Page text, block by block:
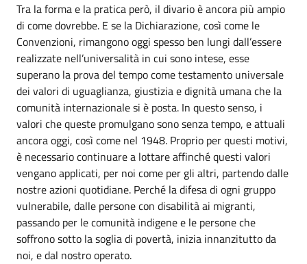
Tra la forma e la pratica però, il divario è ancora più ampio
di come dovrebbe. E se la Dichiarazione, così come le
Convenzioni, rimangono oggi spesso ben lungi dall’essere
realizzate nell’universalità in cui sono intese, esse
superano la prova del tempo come testamento universale
dei valori di uguaglianza, giustizia e dignità umana che la
comunità internazionale si è posta. In questo senso, i
valori che queste promulgano sono senza tempo, e attuali
ancora oggi, così come nel 1948. Proprio per questi motivi,
è necessario continuare a lottare affinché questi valori
vengano applicati, per noi come per gli altri, partendo dalle
nostre azioni quotidiane. Perché la difesa di ogni gruppo
vulnerabile, dalle persone con disabilità ai migranti,
passando per le comunità indigene e le persone che
soffrono sotto la soglia di povertà, inizia innanzitutto da
noi, e dal nostro operato.